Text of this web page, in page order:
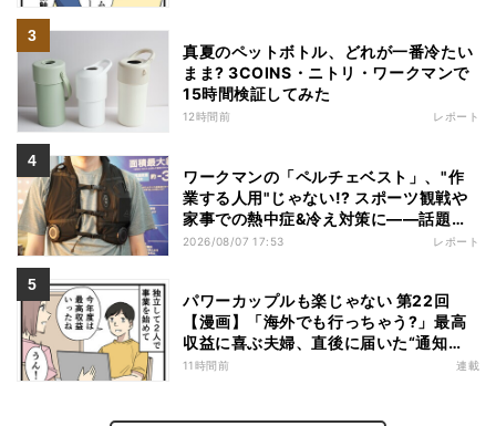
真夏のペットボトル、どれが一番冷たい
まま? 3COINS・ニトリ・ワークマンで
15時間検証してみた
12時間前 レポート
ワークマンの「ペルチェベスト」、"作
業する人用"じゃない!? スポーツ観戦や
家事での熱中症&冷え対策に――話題の
商品を徹底検証
2026/08/07 17:53 レポート
パワーカップルも楽じゃない 第22回
【漫画】「海外でも行っちゃう?」最高
収益に喜ぶ夫婦、直後に届いた“通知
書”で現実に戻された
11時間前 連載